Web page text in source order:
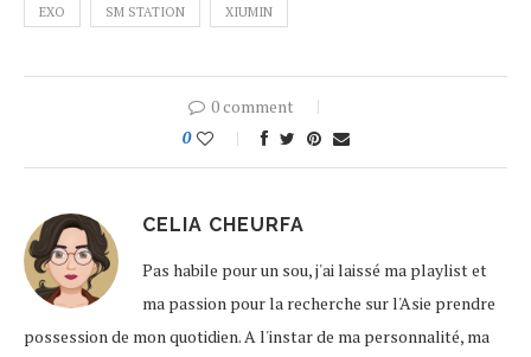
EXO SM STATION XIUMIN
0 comment
0
CELIA CHEURFA
Pas habile pour un sou, j'ai laissé ma playlist et
ma passion pour la recherche sur l'Asie prendre
possession de mon quotidien. A l'instar de ma personnalité, ma